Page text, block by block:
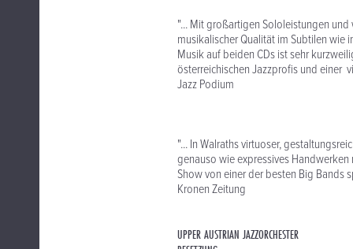
"... Mit großartigen Sololeistungen
musikalischer Qualität im Subtilen wie
Musik auf beiden CDs ist sehr
österreichischen Jazzprofis und einer
Jazz Podium
"... In Walraths virtuoser,
genauso wie expressives
Show von einer der besten Big Bands
Kronen Zeitung
UPPER AUSTRIAN JAZZORCHESTER